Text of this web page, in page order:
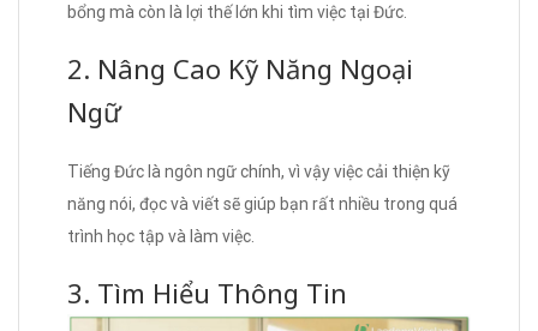
bổng mà còn là lợi thế lớn khi tìm việc tại Đức.
2. Nâng Cao Kỹ Năng Ngoại
Ngữ
Tiếng Đức là ngôn ngữ chính, vì vậy việc cải thiện kỹ
năng nói, đọc và viết sẽ giúp bạn rất nhiều trong quá
trình học tập và làm việc.
3. Tìm Hiểu Thông Tin